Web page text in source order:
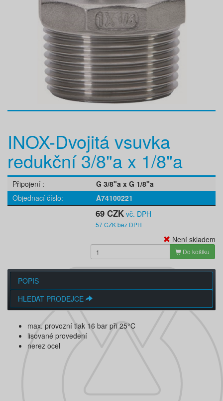
INOX-Dvojitá vsuvka
redukční 3/8"a x 1/8"a
Připojení
G 3/8"a x G 1/8"a
Objednací číslo
A74100221
69 CZK vč. DPH
57 CZK bez DPH
Není skladem
Do košíku
POPIS
HLEDAT PRODEJCE
max. provozní tlak 16 bar při 25°C
lisované provedení
nerez ocel